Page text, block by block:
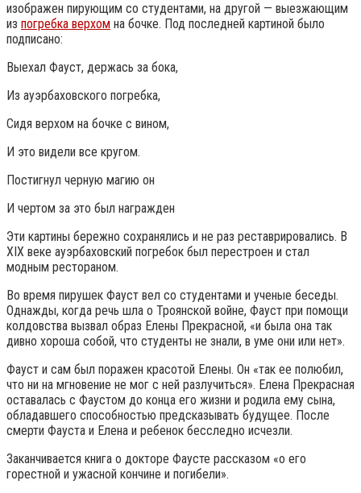
изображен пирующим со студентами, на другой — выезжающим
из погребка верхом на бочке. Под последней картиной было
подписано:
Выехал Фауст, держась за бока,
Из ауэрбаховского погребка,
Сидя верхом на бочке с вином,
И это видели все кругом.
Постигнул черную магию он
И чертом за это был награжден
Эти картины бережно сохранялись и не раз реставрировались. В
XIX веке ауэрбаховский погребок был перестроен и стал
модным рестораном.
Во время пирушек Фауст вел со студентами и ученые беседы.
Однажды, когда речь шла о Троянской войне, Фауст при помощи
колдовства вызвал образ Елены Прекрасной, «и была она так
дивно хороша собой, что студенты не знали, в уме они или нет».
Фауст и сам был поражен красотой Елены. Он «так ее полюбил,
что ни на мгновение не мог с ней разлучиться». Елена Прекрасная
оставалась с Фаустом до конца его жизни и родила ему сына,
обладавшего способностью предсказывать будущее. После
смерти Фауста и Елена и ребенок бесследно исчезли.
Заканчивается книга о докторе Фаусте рассказом «о его
горестной и ужасной кончине и погибели».